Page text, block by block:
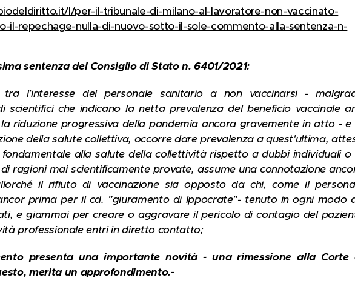
l/per-il-tribunale-di-milano-al-lavoratore-non-vaccinato-
il-repechage-nulla-di-nuovo-sotto-il-sole-commento-alla-sentenza-n-
sentenza del Consiglio di Stato n. 6401/2021:
l'interesse del personale sanitario a non vaccinarsi -
scientifici che indicano la netta prevalenza del beneficio vaccinale
riduzione progressiva della pandemia ancora gravemente in atto - e
della salute collettiva, occorre dare prevalenza a quest'ultima,
alla salute della collettività rispetto a dubbi individuali o
ragioni mai scientificamente provate, assume una connotazione
il rifiuto di vaccinazione sia opposto da chi, come il
prima per il cd. "giuramento di Ippocrate"- tenuto in ogni modo
e giammai per creare o aggravare il pericolo di contagio del
professionale entri in diretto contatto;
presenta una importante novità - una rimessione alla Corte
merita un approfondimento.-